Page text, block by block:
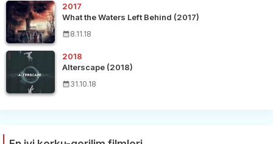
2017
What the Waters Left Behind (2017)
8.11.18
2018
Alterscape (2018)
31.10.18